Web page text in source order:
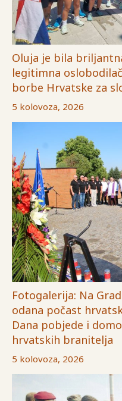
Oluja je bila
legitimna
borbe Hrvatske za
5 kolovoza, 2026
Fotogalerija: Na
odana počast
Dana pobjede i
hrvatskih branitelja
5 kolovoza, 2026